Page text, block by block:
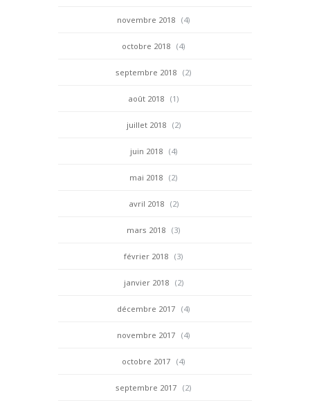
novembre 2018 (4)
octobre 2018 (4)
septembre 2018 (2)
août 2018 (1)
juillet 2018 (2)
juin 2018 (4)
mai 2018 (2)
avril 2018 (2)
mars 2018 (3)
février 2018 (3)
janvier 2018 (2)
décembre 2017 (4)
novembre 2017 (4)
octobre 2017 (4)
septembre 2017 (2)